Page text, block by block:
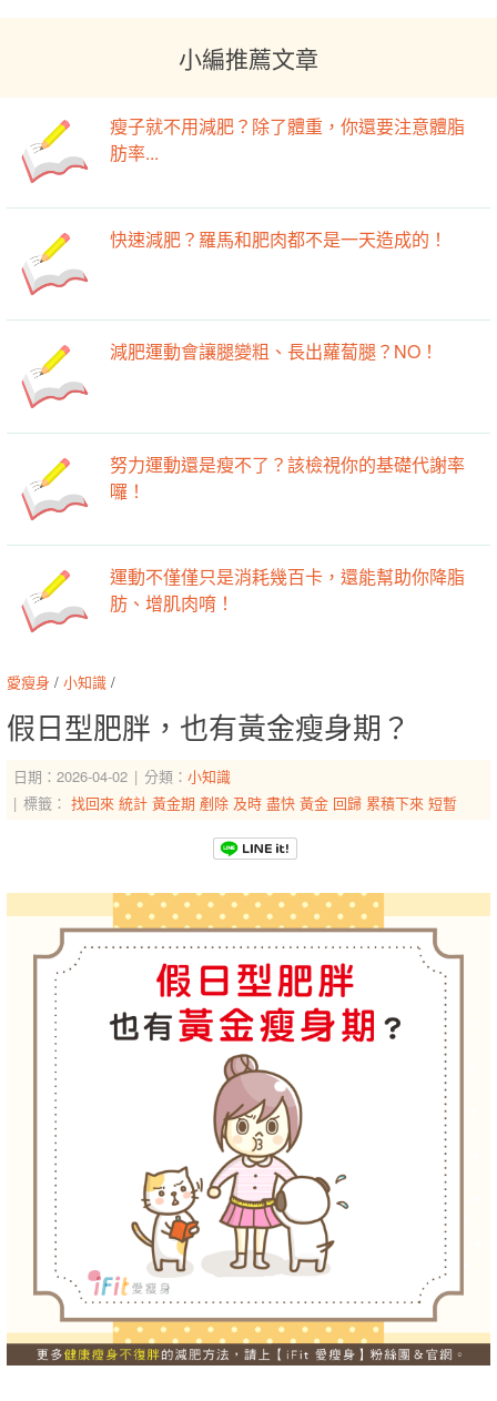
小編推薦文章
瘦子就不用減肥？除了體重，你還要注意體脂
肪率...
快速減肥？羅馬和肥肉都不是一天造成的！
減肥運動會讓腿變粗、長出蘿蔔腿？NO！
努力運動還是瘦不了？該檢視你的基礎代謝率
囉！
運動不僅僅只是消耗幾百卡，還能幫助你降脂
肪、增肌肉唷！
愛瘦身 / 小知識 /
假日型肥胖，也有黃金瘦身期？
日期：2026-04-02 分類： 小知識
標籤： 找回來 統計 黃金期 剷除 及時 盡快 黃金 回歸 累積下來 短暫